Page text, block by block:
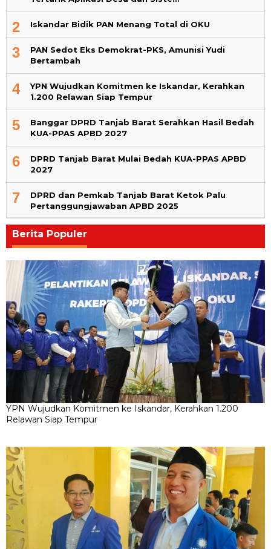
2 Iskandar Bidik PAN Menang Total di OKU
3
PAN Sedot Eks Demokrat-PKS, Amunisi Yudi
Bertambah
4
YPN Wujudkan Komitmen ke Iskandar, Kerahkan
1.200 Relawan Siap Tempur
5
Banggar DPRD Tanjab Barat Serahkan Hasil Bedah
KUA-PPAS APBD 2027
6
DPRD Tanjab Barat Mulai Bedah KUA-PPAS APBD
2027
7
DPRD dan Pemkab Tanjab Barat Ketok Palu
Pertanggungjawaban APBD 2025
Berita Populer
YPN Wujudkan Komitmen ke Iskandar, Kerahkan 1.200
Relawan Siap Tempur